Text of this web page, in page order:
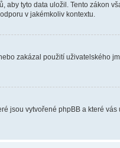
aby tyto data uložil. Tento zákon
v jakémkoliv kontextu.
zakázal použití uživatelského
jsou vytvořené phpBB a které